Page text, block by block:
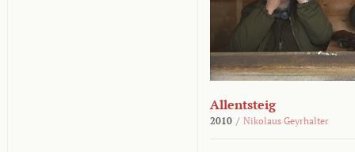
Allentsteig
2010 / Nikolaus Geyrhalter